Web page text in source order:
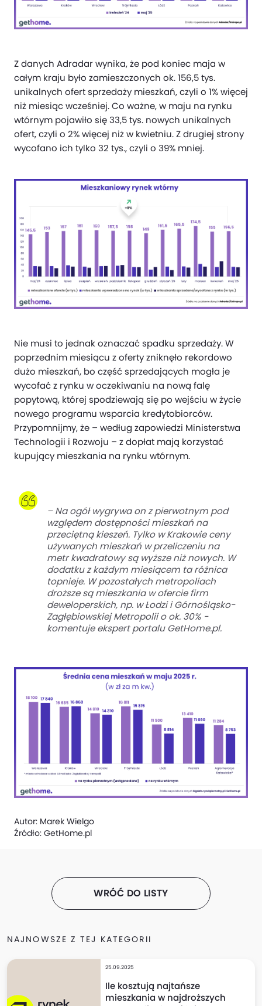
Z danych Adradar wynika, że pod koniec maja w
całym kraju było zamieszczonych ok. 156,5 tys.
unikalnych ofert sprzedaży mieszkań, czyli o 1% więcej
niż miesiąc wcześniej. Co ważne, w maju na rynku
wtórnym pojawiło się 33,5 tys. nowych unikalnych
ofert, czyli o 2% więcej niż w kwietniu. Z drugiej strony
wycofano ich tylko 32 tys., czyli o 39% mniej.
Nie musi to jednak oznaczać spadku sprzedaży. W
poprzednim miesiącu z oferty zniknęło rekordowo
dużo mieszkań, bo część sprzedających mogła je
wycofać z rynku w oczekiwaniu na nową falę
popytową, której spodziewają się po wejściu w życie
nowego programu wsparcia kredytobiorców.
Przypomnijmy, że – według zapowiedzi Ministerstwa
Technologii i Rozwoju – z dopłat mają korzystać
kupujący mieszkania na rynku wtórnym.
– Na ogół wygrywa on z pierwotnym pod
względem dostępności mieszkań na
przeciętną kieszeń. Tylko w Krakowie ceny
używanych mieszkań w przeliczeniu na
metr kwadratowy są wyższe niż nowych. W
dodatku z każdym miesiącem ta różnica
topnieje. W pozostałych metropoliach
droższe są mieszkania w ofercie firm
deweloperskich, np. w Łodzi i Górnośląsko-
Zagłębiowskiej Metropolii o ok. 30% -
komentuje ekspert portalu GetHome.pl.
Autor: Marek Wielgo
Źródło: GetHome.pl
WRÓĆ DO LISTY
NAJNOWSZE Z TEJ KATEGORII
25.09.2025
Ile kosztują najtańsze
mieszkania w najdroższych